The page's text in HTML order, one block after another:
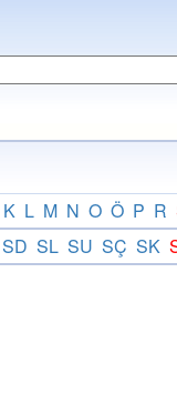
K L M N O Ö P R
SD SL SU SÇ SK